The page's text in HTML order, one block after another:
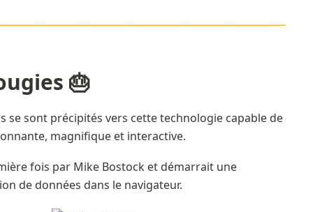
🎂
se sont précipités vers cette technologie capable de
magnifique et interactive.
fois par Mike Bostock et démarrait une
de données dans le navigateur.